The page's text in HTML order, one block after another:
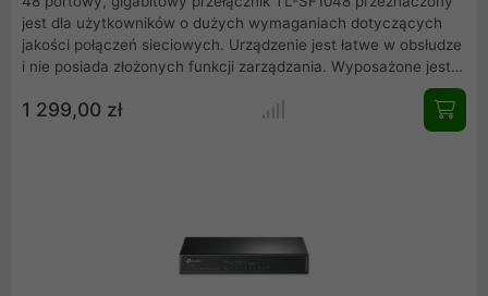
jest dla użytkowników o dużych wymaganiach dotyczących
jakości połączeń sieciowych. Urządzenie jest łatwe w obsłudze
i nie posiada złożonych funkcji zarządzania. Wyposażone jest
niedrogie urządzenie gwarantujące dużą wydajność pracy.
Stanowi dobry wybór dla administratorów sieci szukających
1 299,00 zł